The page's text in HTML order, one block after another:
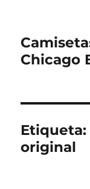
Chicago
original